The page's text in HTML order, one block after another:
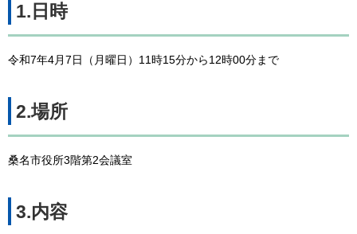
1.日時
令和7年4月7日（月曜日）11時15分から12時00分まで
2.場所
桑名市役所3階第2会議室
3.内容